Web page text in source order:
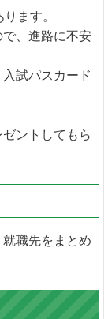
ます。
、進路に不安
試パスカード
ントしてもら
職先をまとめ